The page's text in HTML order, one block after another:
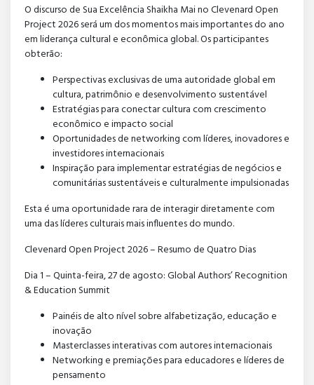
O discurso de Sua Excelência Shaikha Mai no Clevenard Open
Project 2026 será um dos momentos mais importantes do ano
em liderança cultural e econômica global. Os participantes
obterão:
Perspectivas exclusivas de uma autoridade global em
cultura, patrimônio e desenvolvimento sustentável
Estratégias para conectar cultura com crescimento
econômico e impacto social
Oportunidades de networking com líderes, inovadores e
investidores internacionais
Inspiração para implementar estratégias de negócios e
comunitárias sustentáveis e culturalmente impulsionadas
Esta é uma oportunidade rara de interagir diretamente com
uma das líderes culturais mais influentes do mundo.
Clevenard Open Project 2026 – Resumo de Quatro Dias
Dia 1 – Quinta-feira, 27 de agosto: Global Authors’ Recognition
& Education Summit
Painéis de alto nível sobre alfabetização, educação e
inovação
Masterclasses interativas com autores internacionais
Networking e premiações para educadores e líderes de
pensamento